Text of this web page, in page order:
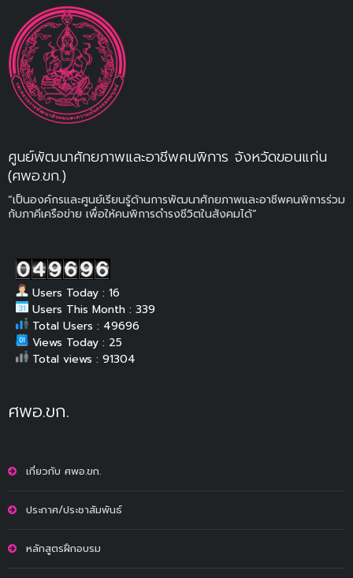
ศูนย์พัฒนาศักยภาพและอาชีพคนพิการ จังหวัดขอนแก่น
(ศพอ.ขก.)
“เป็นองค์กรและศูนย์เรียนรู้ด้านการพัฒนาศักยภาพและอาชีพคนพิการร่วม
กับภาคีเครือข่าย เพื่อให้คนพิการดำรงชีวิตในสังคมได้”
Users Today : 16
Users This Month : 339
Total Users : 49696
Views Today : 25
Total views : 91304
ศพอ.ขก.
เกี่ยวกับ ศพอ.ขก.
ประกาศ/ประชาสัมพันธ์
หลักสูตรฝึกอบรม